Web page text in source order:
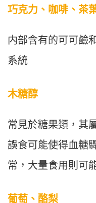
巧克力、咖啡、茶
内部含有的可可鹼
系統
木糖醇
常見於糖果類，其
誤食可能使得血糖
常，大量食用則可
葡萄、酪梨